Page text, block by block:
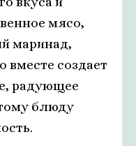
мясо,
маринад,
вместе создает
радующее
блюду